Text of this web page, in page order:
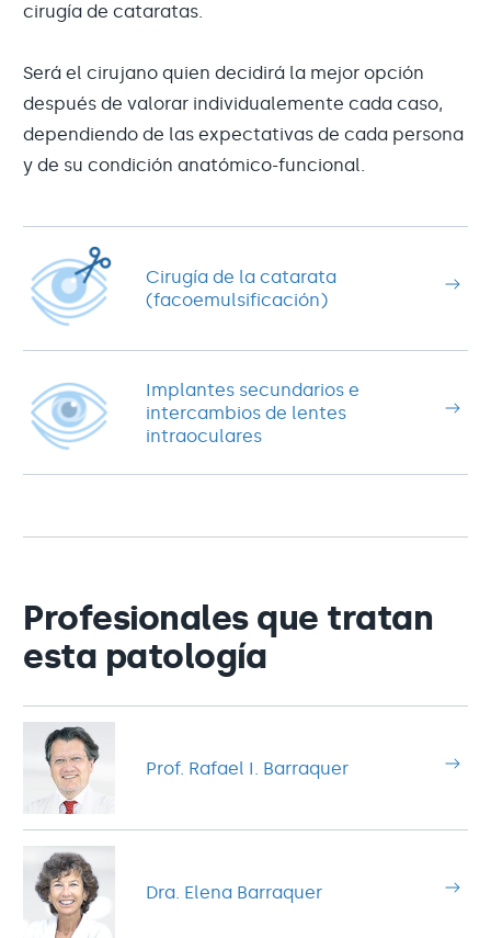
cirugía de cataratas.
Será el cirujano quien decidirá la mejor opción
después de valorar individualemente cada caso,
dependiendo de las expectativas de cada persona
y de su condición anatómico-funcional.
Cirugía de la catarata
(facoemulsificación)
Implantes secundarios e
intercambios de lentes
intraoculares
Profesionales que tratan
esta patología
Prof. Rafael I. Barraquer
Dra. Elena Barraquer